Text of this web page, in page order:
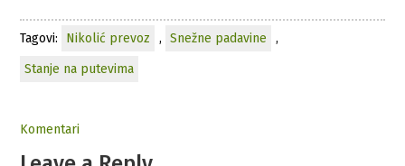
Tagovi: Nikolić prevoz , Snežne padavine
,
Stanje na putevima
Komentari